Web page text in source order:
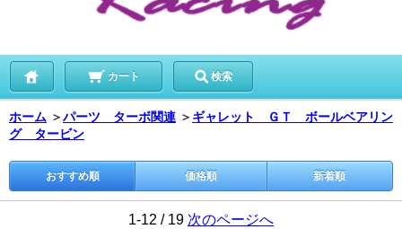
カート 検索
ホーム ＞パーツ ターボ関連 ＞ ギャレット ＧＴ ボールベアリン
グ タービン
おすすめ順 価格順 新着順
1-12 / 19 次のページへ